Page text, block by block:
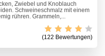
Zwiebel und Knoblauch
Schweineschmalz mit einem
rühren. Grammeln,...
(122 Bewertungen)